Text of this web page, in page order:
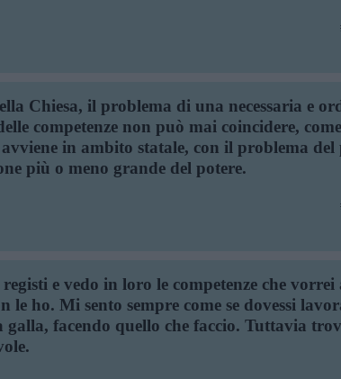
Chiesa, il problema di una necessaria e
competenze non può mai coincidere, come
in ambito statale, con il problema del
più o meno grande del potere.
e vedo in loro le competenze che vorrei
le ho. Mi sento sempre come se dovessi
galla, facendo quello che faccio. Tuttavia